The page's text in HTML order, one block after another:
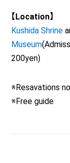
【Location】
Kushida Shrine
Museum
200yen)
※Resavations
※Free guide